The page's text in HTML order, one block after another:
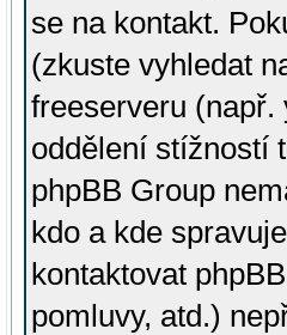
se na kontakt.
(zkuste vyhledat
freeserveru (např.
oddělení stížností
phpBB Group
kdo a kde
kontaktovat
pomluvy, atd.)